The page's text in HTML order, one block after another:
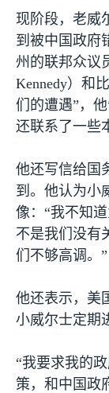
现阶段，老威
到被中国政府
州的联邦众议
Kennedy）和
们的遭遇”，
还联系了一些
他还写信给国
到。他认为小
像：“我不知
不是我们没有
们不够高调。”
他还表示，美
小威尔士定期
“我要求我的
策，和中国政